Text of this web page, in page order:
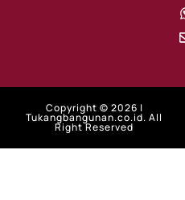
Copyright © 2026 |
Tukangbangunan.co.id. All
Right Reserved